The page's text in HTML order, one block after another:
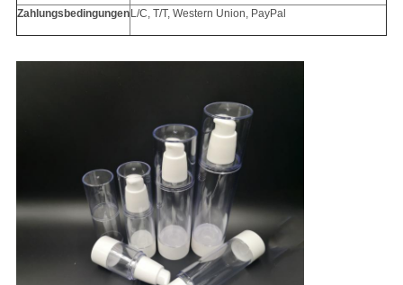
ZahlungsbedingungenL/C, T/T, Western Union, PayPal